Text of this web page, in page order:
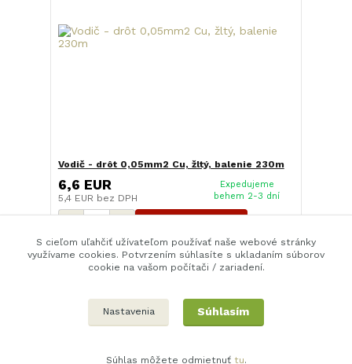
Vodič - drôt 0,05mm2 Cu, žltý, balenie 230m
6,6 EUR
5,4 EUR bez DPH
Expedujeme
behem 2-3 dní
strana z 1
S cieľom uľahčiť užívateľom používať naše webové stránky
využívame cookies. Potvrzením súhlasíte s ukladaním súborov
cookie na vašom počítači / zariadení.
Nastavenia Súhlasím
Súhlas môžete odmietnuť tu.